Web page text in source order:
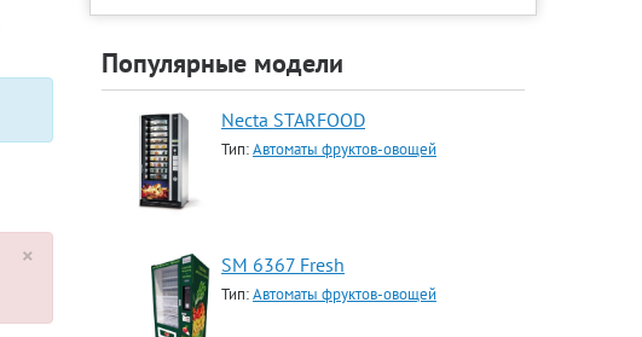
×
Популярные модели
Necta STARFOOD
Тип:Автоматы фруктов-овощей
SM 6367 Fresh
Тип:Автоматы фруктов-овощей